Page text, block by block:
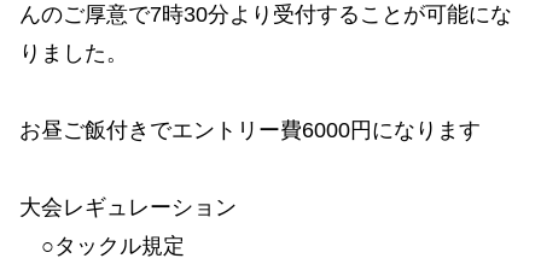
んのご厚意で7時30分より受付することが可能にな
りました。
お昼ご飯付きでエントリー費6000円になります
大会レギュレーション
○タックル規定